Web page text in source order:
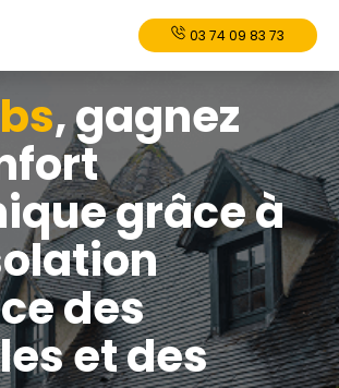
03 74 09 83 73
, gagnez
grâce à
des
et des